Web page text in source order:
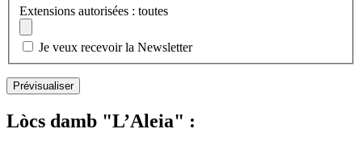
Extensions autorisées : toutes
Je veux recevoir la Newsletter
Lòcs damb "L’Aleia" :